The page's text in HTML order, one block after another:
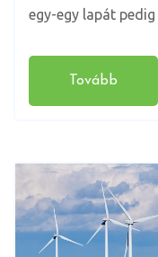
egy-egy lapát
Tovább